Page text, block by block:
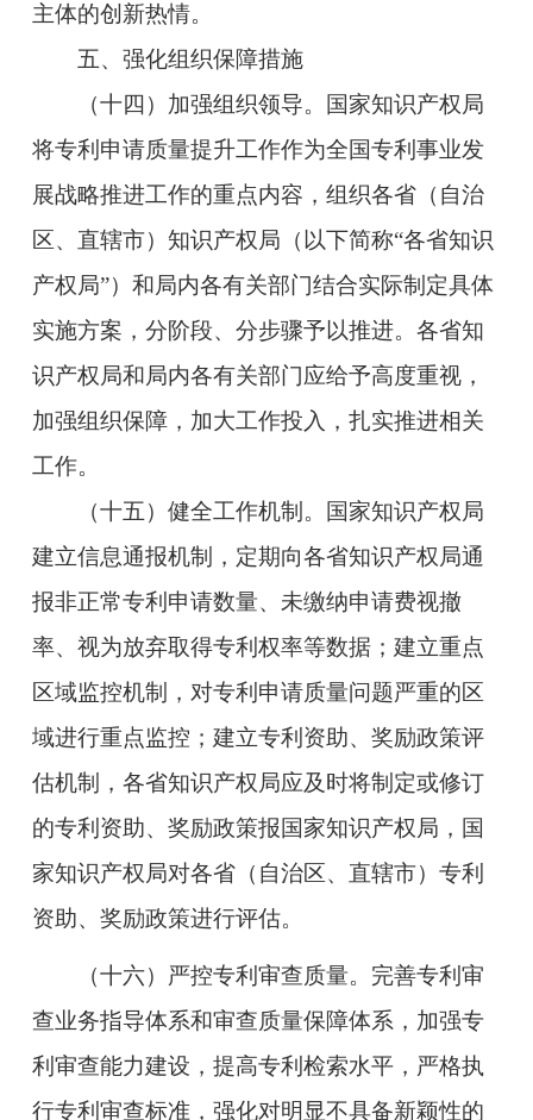
主体的创新热情。
五、强化组织保障措施
（十四）加强组织领导。国家知识产权局
将专利申请质量提升工作作为全国专利事业发
展战略推进工作的重点内容，组织各省（自治
区、直辖市）知识产权局（以下简称“各省知识
产权局”）和局内各有关部门结合实际制定具体
实施方案，分阶段、分步骤予以推进。各省知
识产权局和局内各有关部门应给予高度重视，
加强组织保障，加大工作投入，扎实推进相关
工作。
（十五）健全工作机制。国家知识产权局
建立信息通报机制，定期向各省知识产权局通
报非正常专利申请数量、未缴纳申请费视撤
率、视为放弃取得专利权率等数据；建立重点
区域监控机制，对专利申请质量问题严重的区
域进行重点监控；建立专利资助、奖励政策评
估机制，各省知识产权局应及时将制定或修订
的专利资助、奖励政策报国家知识产权局，国
家知识产权局对各省（自治区、直辖市）专利
资助、奖励政策进行评估。
（十六）严控专利审查质量。完善专利审
查业务指导体系和审查质量保障体系，加强专
利审查能力建设，提高专利检索水平，严格执
行专利审查标准，强化对明显不具备新颖性的